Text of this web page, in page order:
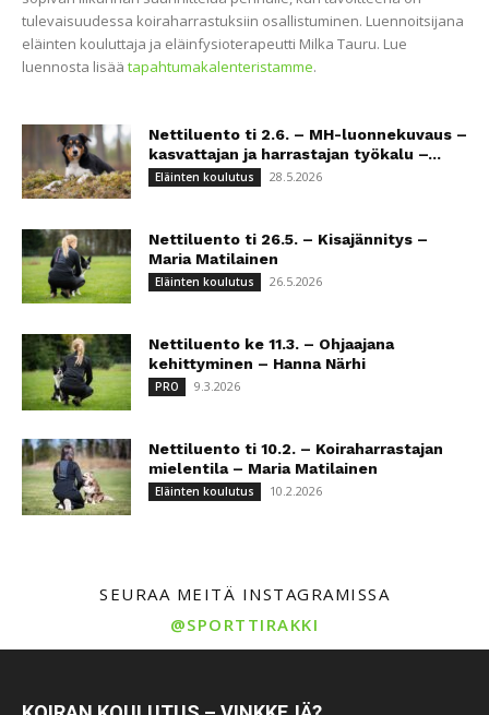
tulevaisuudessa koiraharrastuksiin osallistuminen. Luennoitsijana
eläinten kouluttaja ja eläinfysioterapeutti Milka Tauru. Lue
luennosta lisää tapahtumakalenteristamme.
Nettiluento ti 2.6. – MH-luonnekuvaus –
kasvattajan ja harrastajan työkalu –...
Eläinten koulutus 28.5.2026
Nettiluento ti 26.5. – Kisajännitys –
Maria Matilainen
Eläinten koulutus 26.5.2026
Nettiluento ke 11.3. – Ohjaajana
kehittyminen – Hanna Närhi
PRO 9.3.2026
Nettiluento ti 10.2. – Koiraharrastajan
mielentila – Maria Matilainen
Eläinten koulutus 10.2.2026
SEURAA MEITÄ INSTAGRAMISSA
@SPORTTIRAKKI